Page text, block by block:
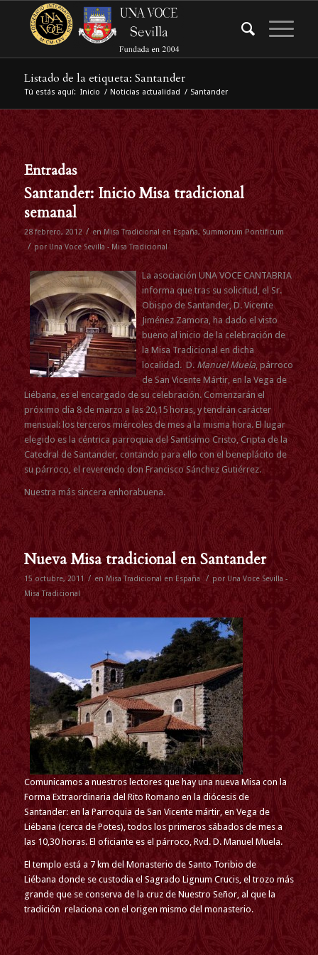
Listado de la etiqueta: Santander
Tú estás aquí: Inicio / Noticias actualidad / Santander
Entradas
Santander: Inicio Misa tradicional
semanal
28 febrero, 2012 / en Misa Tradicional en España, Summorum Pontificum
/ por Una Voce Sevilla - Misa Tradicional
La asociación UNA VOCE CANTABRIA
informa que tras su solicitud, el Sr.
Obispo de Santander, D. Vicente
Jiménez Zamora, ha dado el visto
bueno al inicio de la celebración de
la Misa Tradicional en dicha
localidad. D. Manuel Muela, párroco
de San Vicente Mártir, en la Vega de
Liébana, es el encargado de su celebración. Comenzarán el
próximo día 8 de marzo a las 20,15 horas, y tendrán carácter
mensual: los terceros miércoles de mes a la misma hora. El lugar
elegido es la céntrica parroquia del Santísimo Cristo, Cripta de la
Catedral de Santander, contando para ello con el beneplácito de
su párroco, el reverendo don Francisco Sánchez Gutiérrez.
Nuestra más sincera enhorabuena.
Nueva Misa tradicional en Santander
15 octubre, 2011 / enMisa Tradicional en España / por Una Voce Sevilla -
Misa Tradicional
Comunicamos a nuestros lectores que hay una nueva Misa con la
Forma Extraordinaria del Rito Romano en la diócesis de
Santander: en la Parroquia de San Vicente mártir, en Vega de
Liébana (cerca de Potes), todos los primeros sábados de mes a
las 10,30 horas. El oficiante es el párroco, Rvd. D. Manuel Muela.
El templo está a 7 km del Monasterio de Santo Toribio de
Liébana donde se custodia el Sagrado Lignum Crucis, el trozo más
grande que se conserva de la cruz de Nuestro Señor, al que la
tradición relaciona con el origen mismo del monasterio.